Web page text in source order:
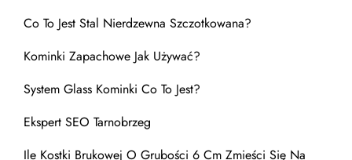
Co To Jest Stal Nierdzewna Szczotkowana?
Kominki Zapachowe Jak Używać?
System Glass Kominki Co To Jest?
Ekspert SEO Tarnobrzeg
Ile Kostki Brukowej O Grubości 6 Cm Zmieści Się Na